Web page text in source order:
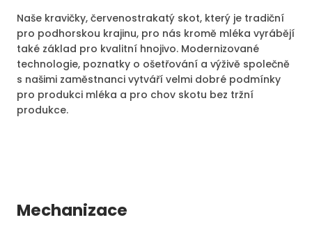
Naše kravičky, červenostrakatý skot, který je tradiční
pro podhorskou krajinu, pro nás kromě mléka vyrábějí
také základ pro kvalitní hnojivo. Modernizované
technologie, poznatky o ošetřování a výživě společně
s našimi zaměstnanci vytváří velmi dobré podmínky
pro produkci mléka a pro chov skotu bez tržní
produkce.
Mechanizace